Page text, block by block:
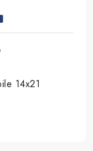
14x21